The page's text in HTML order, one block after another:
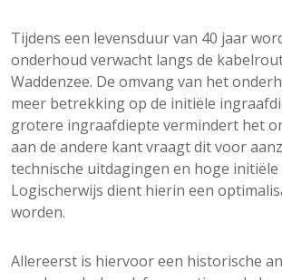
Tijdens een levensduur van 40 jaar
onderhoud verwacht langs de
Waddenzee. De omvang van het
meer betrekking op de initiële
grotere ingraafdiepte vermindert het
aan de andere kant vraagt dit voor
technische uitdagingen en hoge initiële
Logischerwijs dient hierin een
worden.
Allereerst is hiervoor een historische